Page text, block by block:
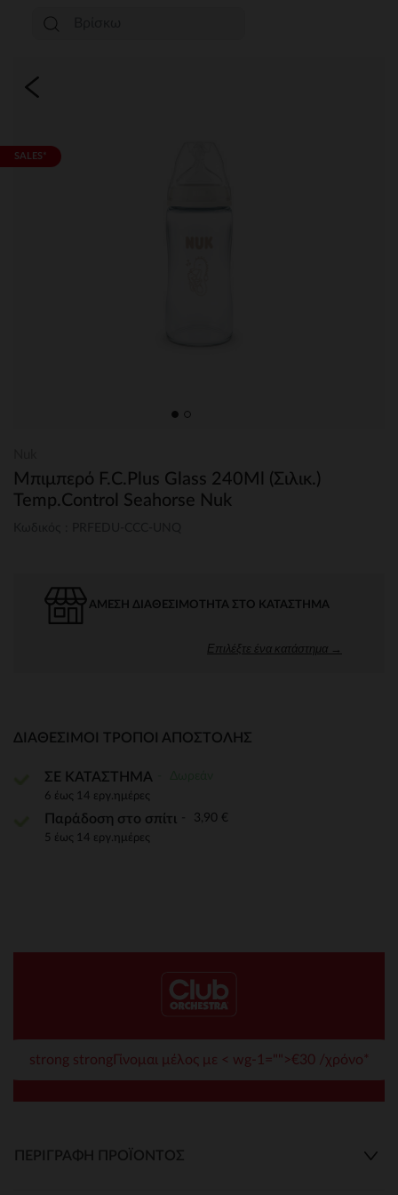
SALES*
Μπιμπερό F.C.Plus Glass 240Ml (Σιλικ.)
Temp.Control Seahorse Nuk
ΆΜΕΣΗ ΔΙΑΘΕΣΙΜΌΤΗΤΑ ΣΤΟ ΚΑΤΆΣΤΗΜΑ
Επιλέξτε ένα κατάστημα →
ΔΙΑΘΈΣΙΜΟΙ ΤΡΌΠΟΙ ΑΠΟΣΤΟΛΉΣ
ΣΕ ΚΑΤΑΣΤΗΜΑ
6 έως 14 εργ.ημέρες
Παράδοση στο σπίτι 3,90 €
5 έως 14 εργ.ημέρες
strong strongΓίνομαι μέλος με < wg-1="">€30 /χρόνο*
ΠΕΡΙΓΡΑΦΉ ΠΡΟΪΌΝΤΟΣ